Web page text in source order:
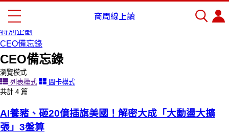
商周線上讀
商周線上讀
特別企劃
CEO備忘錄
CEO備忘錄
瀏覽模式
列表模式
圖卡模式
共計 4 篇
AI養豬、砸20億插旗美國！解密大成「大動盪大擴
張」3盤算